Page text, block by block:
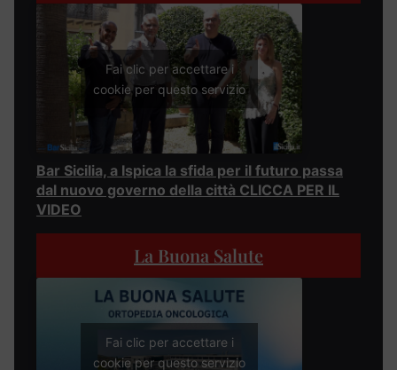
Fai clic per accettare i
cookie per questo servizio
Bar Sicilia, a Ispica la sfida per il futuro passa
dal nuovo governo della città CLICCA PER IL
VIDEO
La Buona Salute
Fai clic per accettare i
cookie per questo servizio